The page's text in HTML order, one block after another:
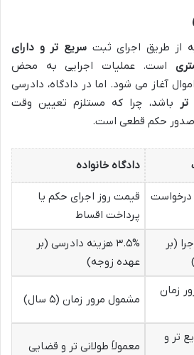
از طریق اجرای ثبتسریع تر و دارای
است. عملیات اجرایی به محض
آغاز می شود. اما در دادگاه، دادرسی
تر
باشد، چرا که مستلزم تعیین وقت
صدور حکم قطعی است.
دادگاه خانواده
درخواست
قیمت روز اجرای حکم یا
پرداخت اقساط
(بر
۳.۵% هزینه دادرسی (بر
عهده زوجه)
زمان
مشمول مرور زمان (۵ سال)
تر و
معمولاً طولانی تر و قضایی